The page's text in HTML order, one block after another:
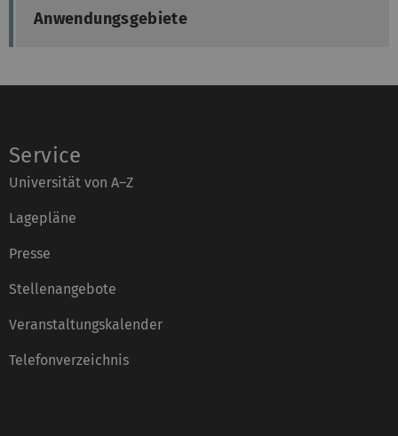
Anwendungsgebiete
Service
Universität von A–Z
Lagepläne
Presse
Stellenangebote
Veranstaltungskalender
Telefonverzeichnis